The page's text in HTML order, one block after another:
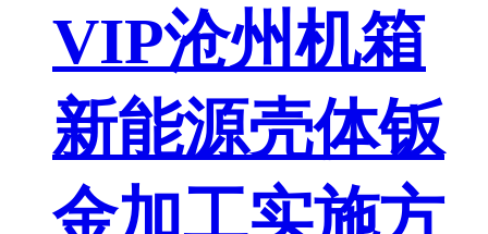
VIP沧州机箱
新能源壳体钣
金加工实施方